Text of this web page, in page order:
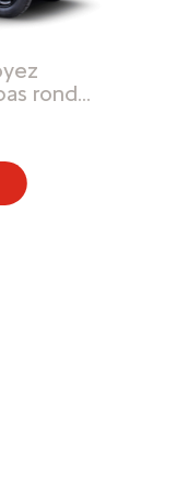
rond…